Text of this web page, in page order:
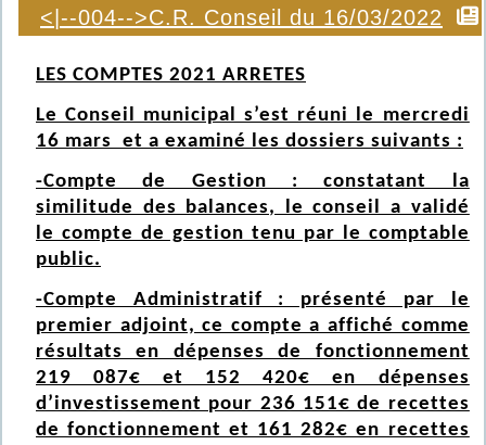
<|--004-->C.R. Conseil du 16/03/2022
LES COMPTES 2021 ARRETES
Le Conseil municipal s’est réuni le mercredi
16 mars et a examiné les dossiers suivants :
-Compte de Gestion : constatant la
similitude des balances, le conseil a validé
le compte de gestion tenu par le comptable
public.
-Compte Administratif : présenté par le
premier adjoint, ce compte a affiché comme
résultats en dépenses de fonctionnement
219 087€ et 152 420€ en dépenses
d’investissement pour 236 151€ de recettes
de fonctionnement et 161 282€ en recettes